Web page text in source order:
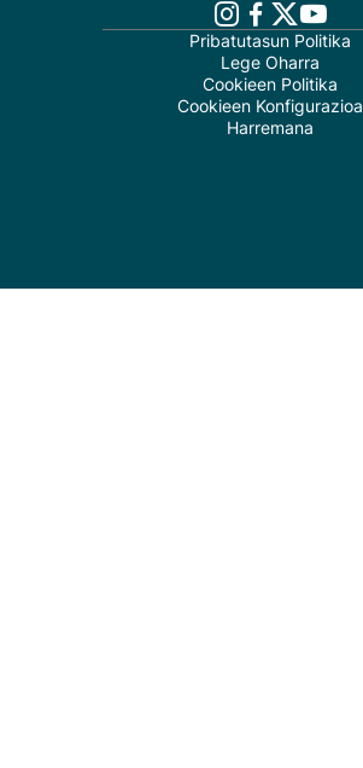
Pribatutasun Politika
Lege Oharra
Cookieen Politika
Cookieen Konfigurazioa
Harremana